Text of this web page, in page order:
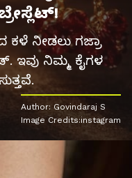
ಕಳೆ ನೀಡಲು ಗಜ್ರಾ
ಇವು ನಿಮ್ಮ ಕೈಗಳ
Author: Govindaraj S
Image Credits:instagram